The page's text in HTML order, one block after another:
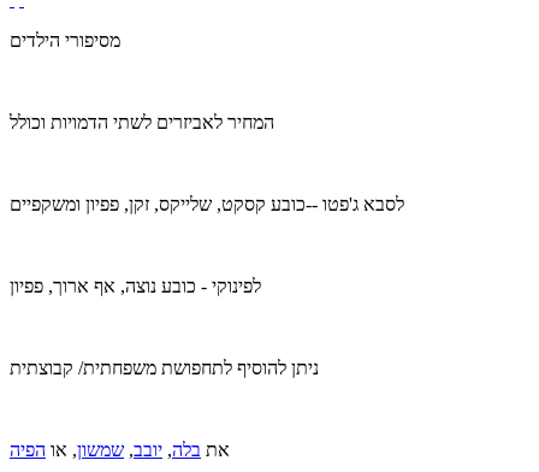
מסיפורי הילדים
המחיר לאביזרים לשתי הדמויות וכולל
לסבא ג'פטו --כובע קסקט, שלייקס, זקן, פפיון ומשקפיים
לפינוקי - כובע נוצה, אף ארוך, פפיון
ניתן להוסיף לתחפושת משפחתית/ קבוצתית
את בלה, יובב, שמשון, או הפיה